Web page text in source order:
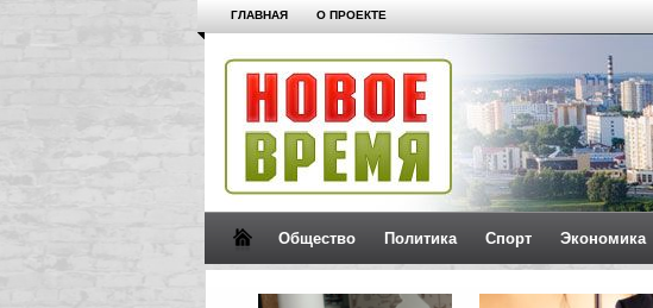
ГЛАВНАЯ О ПРОЕКТЕ
Общество Политика Спорт Экономика